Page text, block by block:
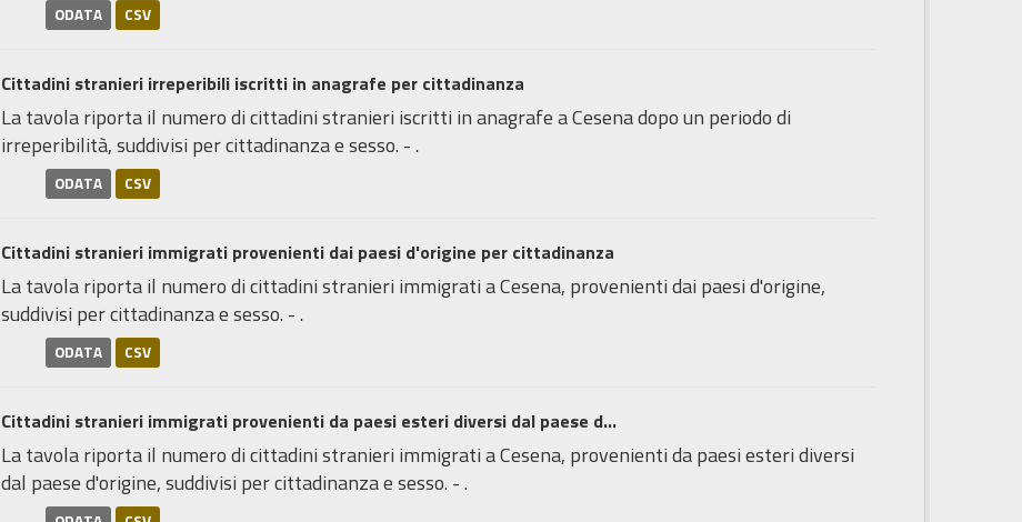
ODATA CSV
Cittadini stranieri irreperibili iscritti in anagrafe per cittadinanza
La tavola riporta il numero di cittadini stranieri iscritti in anagrafe a Cesena dopo un periodo di
irreperibilità, suddivisi per cittadinanza e sesso. - .
ODATA CSV
Cittadini stranieri immigrati provenienti dai paesi d'origine per cittadinanza
La tavola riporta il numero di cittadini stranieri immigrati a Cesena, provenienti dai paesi d'origine,
suddivisi per cittadinanza e sesso. - .
ODATA CSV
Cittadini stranieri immigrati provenienti da paesi esteri diversi dal paese d...
La tavola riporta il numero di cittadini stranieri immigrati a Cesena, provenienti da paesi esteri diversi
dal paese d'origine, suddivisi per cittadinanza e sesso. - .